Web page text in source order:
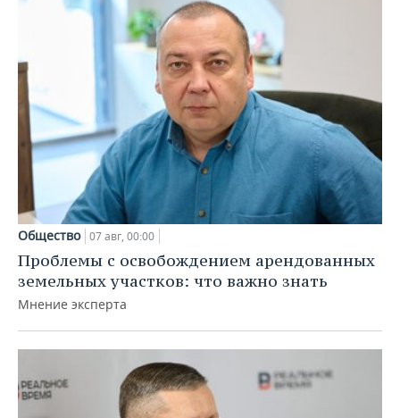
Общество 07 авг, 00:00
Проблемы с освобождением арендованных
земельных участков: что важно знать
Мнение эксперта